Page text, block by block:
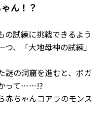
ん！？
の試練に挑戦できるよう
、「大地母神の試練」
謎の洞窟を進むと、ボガ
って……!?
赤ちゃんコアラのモンス